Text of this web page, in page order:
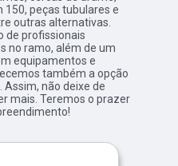
peças tubulares e
outras alternativas.
de profissionais
no ramo, além de um
equipamentos e
também a opção
Assim, não deixe de
mais. Teremos o prazer